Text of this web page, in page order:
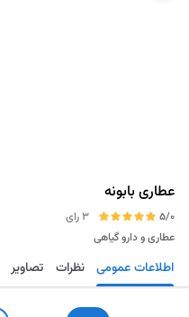
عطاری بابونه
5/0
3 رای
عطاری و دارو گیاهی
مسیریابی ذخیره اطلاعات عمومی نظرات تصاویر